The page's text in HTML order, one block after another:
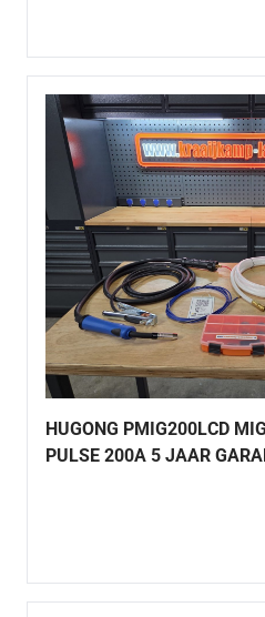
HUGONG PMIG200LCD
PULSE 200A 5 JAAR